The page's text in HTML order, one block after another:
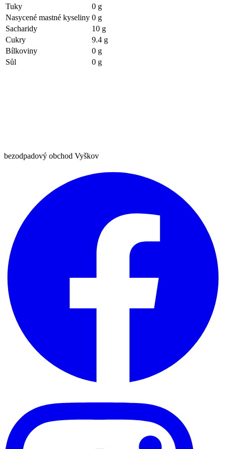
Tuky
0 g
Nasycené mastné kyseliny 0 g
Sacharidy
10 g
Cukry
9.4 g
Bílkoviny
0 g
Sůl
0 g
bezodpadový obchod Vyškov